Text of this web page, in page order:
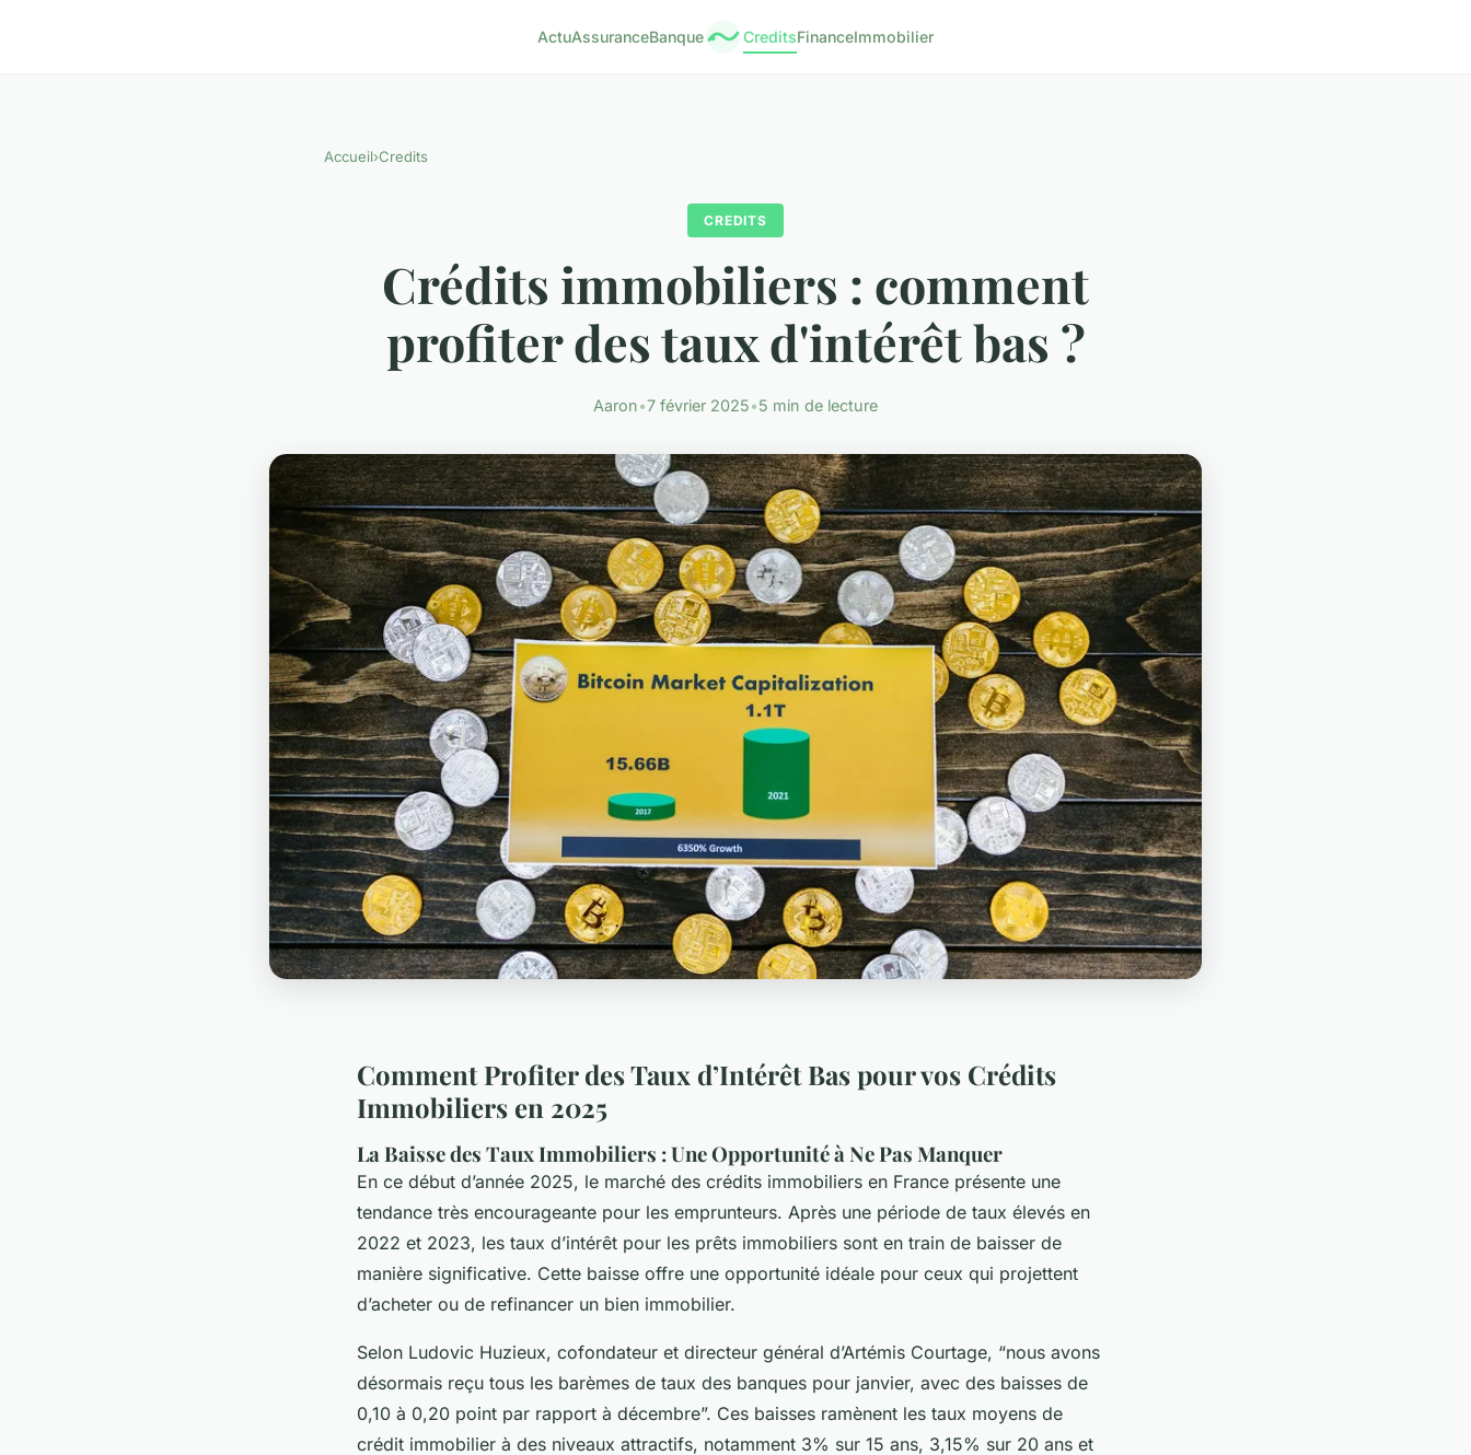
ActuAssuranceBanque CreditsFinanceImmobilier
Accueil›Credits
CREDITS
Crédits immobiliers : comment
profiter des taux d'intérêt bas ?
Aaron•7 février 2025•5 min de lecture
Comment Profiter des Taux d’Intérêt Bas pour vos Crédits
Immobiliers en 2025
La Baisse des Taux Immobiliers : Une Opportunité à Ne Pas Manquer
En ce début d’année 2025, le marché des crédits immobiliers en France présente une
tendance très encourageante pour les emprunteurs. Après une période de taux élevés en
2022 et 2023, les taux d’intérêt pour les prêts immobiliers sont en train de baisser de
manière significative. Cette baisse offre une opportunité idéale pour ceux qui projettent
d’acheter ou de refinancer un bien immobilier.
Selon Ludovic Huzieux, cofondateur et directeur général d’Artémis Courtage, “nous avons
désormais reçu tous les barèmes de taux des banques pour janvier, avec des baisses de
0,10 à 0,20 point par rapport à décembre”. Ces baisses ramènent les taux moyens de
crédit immobilier à des niveaux attractifs, notamment 3% sur 15 ans, 3,15% sur 20 ans et